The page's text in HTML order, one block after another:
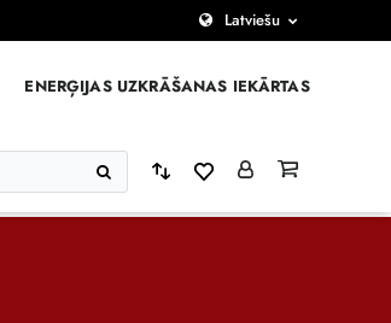
Latviešu
ENERĢIJAS UZKRĀŠANAS IEKĀRTAS